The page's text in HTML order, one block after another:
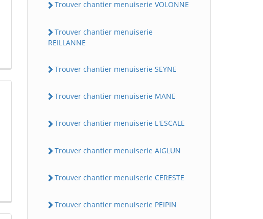
Trouver chantier menuiserie VOLONNE
Trouver chantier menuiserie
REILLANNE
Trouver chantier menuiserie SEYNE
Trouver chantier menuiserie MANE
Trouver chantier menuiserie L'ESCALE
Trouver chantier menuiserie AIGLUN
Trouver chantier menuiserie CERESTE
Trouver chantier menuiserie PEIPIN